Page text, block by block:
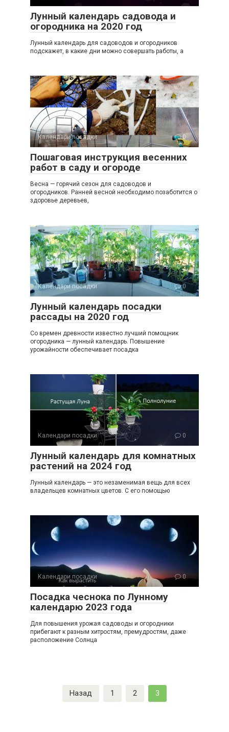
Лунный календарь садовода и
огородника на 2020 год
Лунный календарь для садоводов и огородников
подскажет, в какие дни можно совершать работы, а
Календари посадки 0
Пошаговая инструкция весенних
работ в саду и огороде
Весна — горячий сезон для садоводов и
огородников. Ранней весной необходимо позаботится о
здоровье деревьев,
Календари посадки 0
Лунный календарь посадки
рассады на 2020 год
Со времен древности известно лучший помощник
огородника — лунный календарь. Повышение
урожайности обеспечивает посадка
Календари посадки 0
Лунный календарь для комнатных
растений на 2024 год
Лунный календарь — это незаменимая вещь для всех
владельцев комнатных цветов. С его помощью
Календари посадки 0
Посадка чеснока по Лунному
календарю 2023 года
Для повышения урожая садоводы и огородники
прибегают к разным хитростям, премудростям, даже
расположение Солнца
Назад 1 2 3